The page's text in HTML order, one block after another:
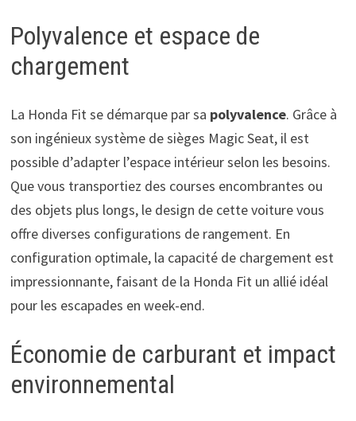
Polyvalence et espace de
chargement
La Honda Fit se démarque par sa polyvalence. Grâce à
son ingénieux système de sièges Magic Seat, il est
possible d’adapter l’espace intérieur selon les besoins.
Que vous transportiez des courses encombrantes ou
des objets plus longs, le design de cette voiture vous
offre diverses configurations de rangement. En
configuration optimale, la capacité de chargement est
impressionnante, faisant de la Honda Fit un allié idéal
pour les escapades en week-end.
Économie de carburant et impact
environnemental